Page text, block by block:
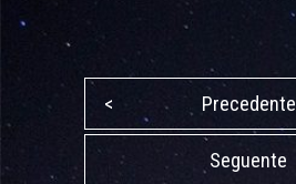
< Precedente
Seguente